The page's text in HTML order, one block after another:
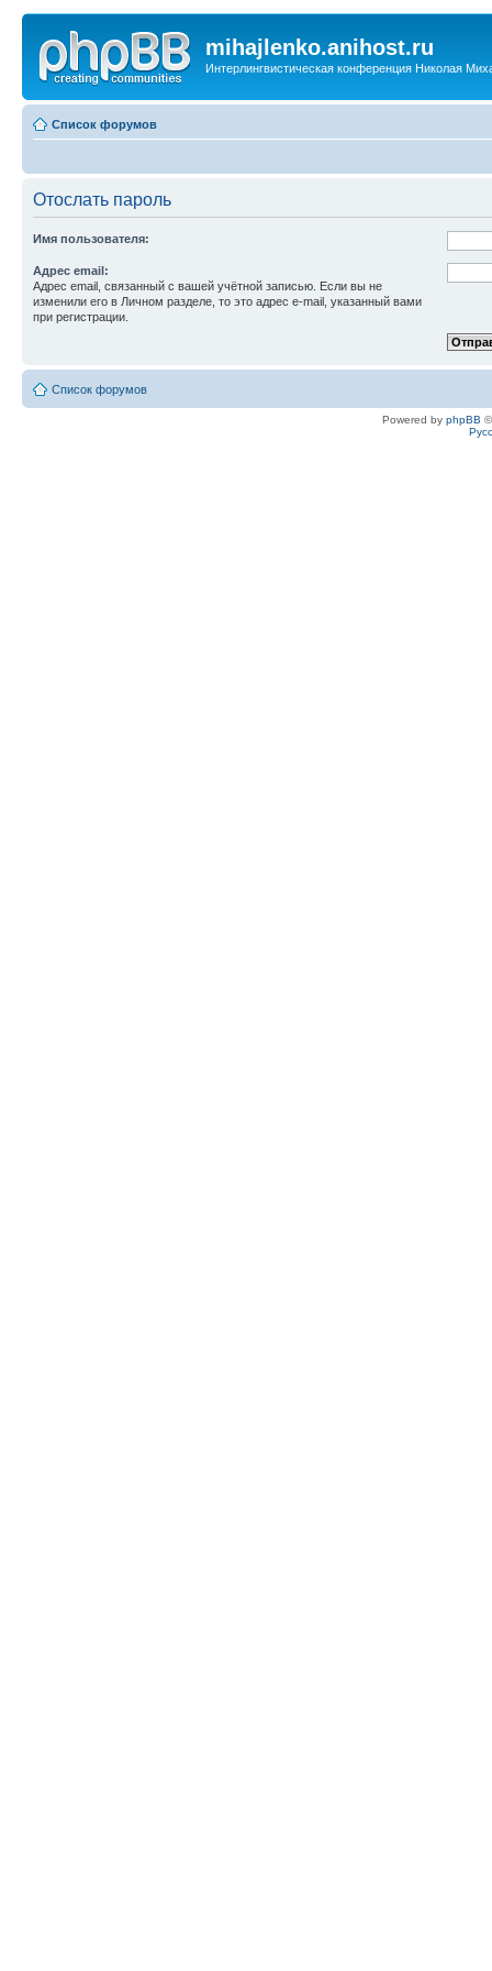
mihajlenko.anihost.ru
Интерлингвистическая конференция Николая
Список форумов
Отослать пароль
Имя пользователя:
Адрес email:
Адрес email, связанный с вашей учётной записью. Если вы не
изменили его в Личном разделе, то это адрес e-mail, указанный вами
при регистрации.
Список форумов
Powered by phpBB